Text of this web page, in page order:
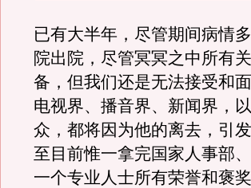
已有大半年，尽管期间病情
院出院，尽管冥冥之中所有
备，但我们还是无法接受和
电视界、播音界、新闻界，
众，都将因为他的离去，引
至目前惟一拿完国家人事部
一个专业人士所有荣誉和褒